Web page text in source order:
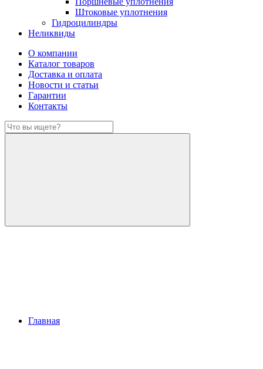
Штоковые уплотнения
Гидроцилиндры
Неликвиды
О компании
Каталог товаров
Доставка и оплата
Новости и статьи
Гарантии
Контакты
Главная